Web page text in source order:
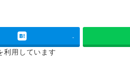
-
利用しています